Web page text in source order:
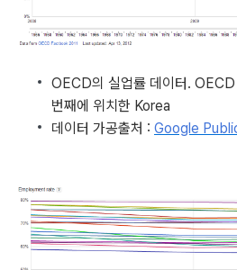
OECD의 실업률 데이터.
번째에 위치한 Korea
데이터 가공출처 : Google